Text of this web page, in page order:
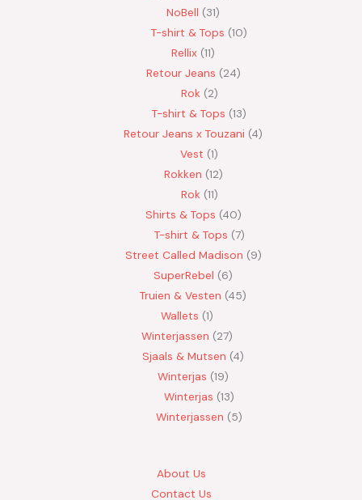
NoBell
31
T-shirt & Tops 10
Rellix 11
Retour Jeans 24
Rok 2
T-shirt & Tops 13
Retour Jeans x Touzani 4
Vest 1
Rokken 12
Rok 11
Shirts & Tops 40
T-shirt & Tops 7
Street Called Madison 9
SuperRebel
6
Truien & Vesten 45
Wallets 1
Winterjassen
27
Sjaals & Mutsen 4
Winterjas 19
Winterjas 13
Winterjassen
5
About Us
Contact Us